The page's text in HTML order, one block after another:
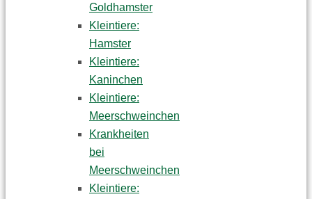
Goldhamster
Kleintiere:
Hamster
Kleintiere:
Kaninchen
Kleintiere:
Meerschweinchen
Krankheiten
bei
Meerschweinchen
Kleintiere: